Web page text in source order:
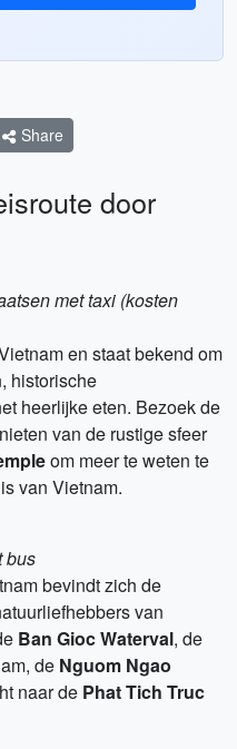
Share
door
met taxi (kosten
en staat bekend om
historische
heerlijke eten. Bezoek de
van de rustige sfeer
om meer te weten te
van Vietnam.
bus
bevindt zich de
van
Ban Gioc Waterval, de
de Nguom Ngao
naar de Phat Tich Truc